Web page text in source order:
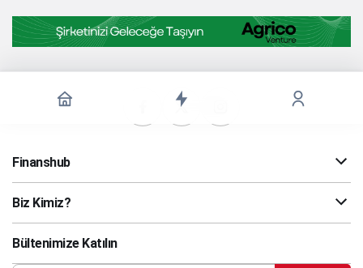
Finanshub
Biz Kimiz?
Bültenimize Katılın